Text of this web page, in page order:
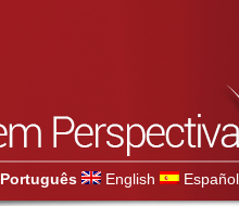
Português English Español